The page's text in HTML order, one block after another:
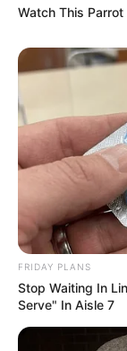
Watch This
FRIDAY PLANS
Stop Waiting In
Serve" In Aisle 7